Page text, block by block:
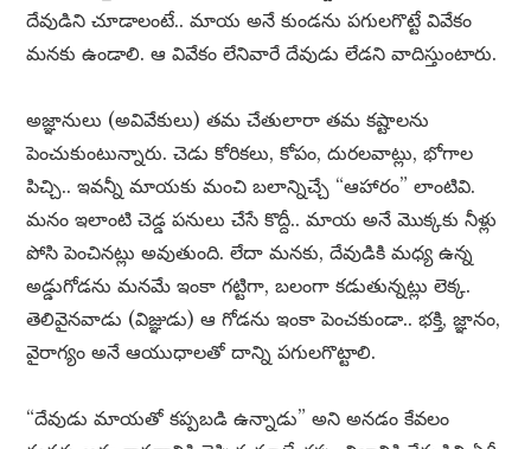
దేవుడిని చూడాలంటే.. మాయ అనే కుండను పగులగొట్టే వివేకం
మనకు ఉండాలి. ఆ వివేకం లేనివారే దేవుడు లేడని వాదిస్తుంటారు.
అజ్ఞానులు (అవివేకులు) తమ చేతులారా తమ కష్టాలను
పెంచుకుంటున్నారు. చెడు కోరికలు, కోపం, దురలవాట్లు, భోగాల
పిచ్చి.. ఇవన్నీ మాయకు మంచి బలాన్నిచ్చే “ఆహారం” లాంటివి.
మనం ఇలాంటి చెడ్డ పనులు చేసే కొద్దీ.. మాయ అనే మొక్కకు నీళ్లు
పోసి పెంచినట్లు అవుతుంది. లేదా మనకు, దేవుడికి మధ్య ఉన్న
అడ్డుగోడను మనమే ఇంకా గట్టిగా, బలంగా కడుతున్నట్లు లెక్క.
తెలివైనవాడు (విజ్ఞుడు) ఆ గోడను ఇంకా పెంచకుండా.. భక్తి, జ్ఞానం,
వైరాగ్యం అనే ఆయుధాలతో దాన్ని పగులగొట్టాలి.
“దేవుడు మాయతో కప్పబడి ఉన్నాడు” అని అనడం కేవలం